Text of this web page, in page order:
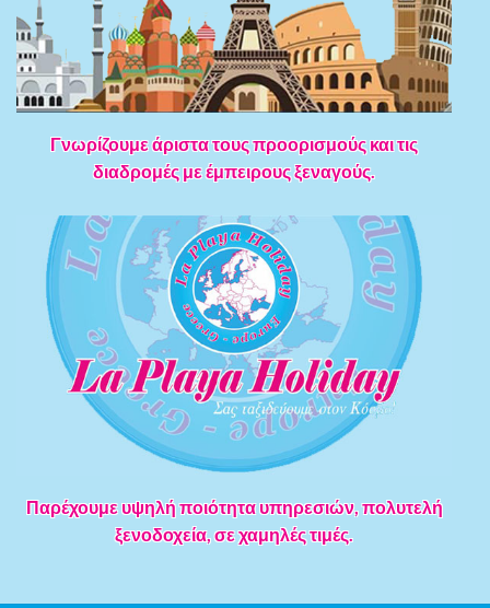
Γνωρίζουμε άριστα τους προορισμούς και τις
διαδρομές με έμπειρους ξεναγούς.
Παρέχουμε υψηλή ποιότητα υπηρεσιών, πολυτελή
ξενοδοχεία, σε χαμηλές τιμές.